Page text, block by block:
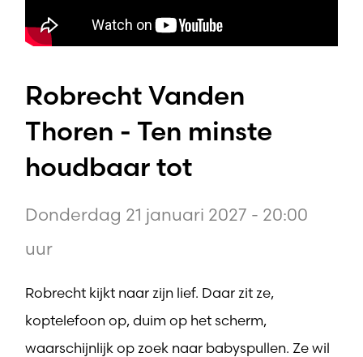
Robrecht Vanden
Thoren - Ten minste
houdbaar tot
Donderdag 21 januari 2027 - 20:00
uur
Robrecht kijkt naar zijn lief. Daar zit ze,
koptelefoon op, duim op het scherm,
waarschijnlijk op zoek naar babyspullen. Ze wil